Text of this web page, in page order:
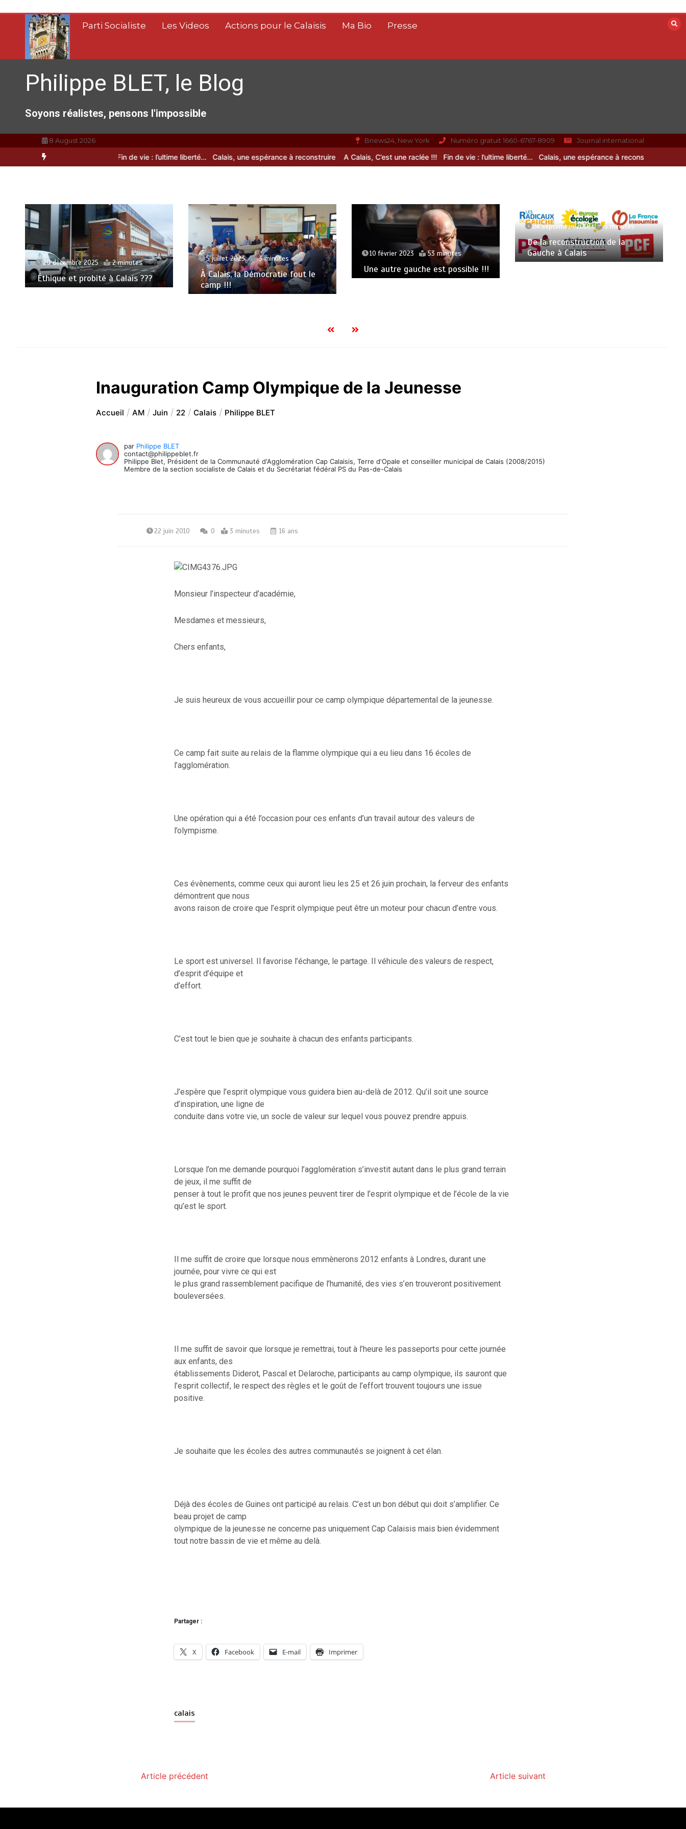
contenu
Parti Socialiste Les Videos Actions pour le Calaisis Ma Bio Presse
Philippe BLET, le Blog
Soyons réalistes, pensons l'impossible
8 August 2026 Bnews24, New York Numéro gratuit 1660-6767-8909 Journal international
Calais, C’est une raclée !!! Fin de vie : l’ultime liberté… Calais, une espérance à reconstruire A Calais, C’est une raclée !!! Fin de vie : l’ultime liberté… Calais, une espérance à reconstruire
20 décembre 2025 2 minutes
Éthique et probité à Calais ???
5 juillet 2023 3 minutes
À Calais, la Démocratie fout le
camp !!!
10 février 2023 53 minutes
Une autre gauche est possible !!!
24 septembre 2018 5 minutes
De la reconstruction de la
Gauche à Calais
Inauguration Camp Olympique de la Jeunesse
Accueil AM Juin 22 Calais Philippe BLET
par Philippe BLET
contact@philippeblet.fr
Philippe Blet, Président de la Communauté d'Agglomération Cap Calaisis, Terre d'Opale et conseiller municipal de Calais (2008/2015)
Membre de la section socialiste de Calais et du Secrétariat fédéral PS du Pas-de-Calais
22 juin 2010 0 3 minutes 16 ans
Monsieur l’inspecteur d’académie,
Mesdames et messieurs,
Chers enfants,
Je suis heureux de vous accueillir pour ce camp olympique départemental de la jeunesse.
Ce camp fait suite au relais de la flamme olympique qui a eu lieu dans 16 écoles de
l’agglomération.
Une opération qui a été l’occasion pour ces enfants d’un travail autour des valeurs de
l’olympisme.
Ces évènements, comme ceux qui auront lieu les 25 et 26 juin prochain, la ferveur des enfants
démontrent que nous
avons raison de croire que l’esprit olympique peut être un moteur pour chacun d’entre vous.
Le sport est universel. Il favorise l’échange, le partage. Il véhicule des valeurs de respect,
d’esprit d’équipe et
d’effort.
C’est tout le bien que je souhaite à chacun des enfants participants.
J’espère que l’esprit olympique vous guidera bien au-delà de 2012. Qu’il soit une source
d’inspiration, une ligne de
conduite dans votre vie, un socle de valeur sur lequel vous pouvez prendre appuis.
Lorsque l’on me demande pourquoi l’agglomération s’investit autant dans le plus grand terrain
de jeux, il me suffit de
penser à tout le profit que nos jeunes peuvent tirer de l’esprit olympique et de l’école de la vie
qu’est le sport.
Il me suffit de croire que lorsque nous emmènerons 2012 enfants à Londres, durant une
journée, pour vivre ce qui est
le plus grand rassemblement pacifique de l’humanité, des vies s’en trouveront positivement
bouleversées.
Il me suffit de savoir que lorsque je remettrai, tout à l’heure les passeports pour cette journée
aux enfants, des
établissements Diderot, Pascal et Delaroche, participants au camp olympique, ils sauront que
l’esprit collectif, le respect des règles et le goût de l’effort trouvent toujours une issue
positive.
Je souhaite que les écoles des autres communautés se joignent à cet élan.
Déjà des écoles de Guines ont participé au relais. C’est un bon début qui doit s’amplifier. Ce
beau projet de camp
olympique de la jeunesse ne concerne pas uniquement Cap Calaisis mais bien évidemment
tout notre bassin de vie et même au delà.
Partager :
X Facebook E-mail Imprimer
calais
Article précédent Article suivant